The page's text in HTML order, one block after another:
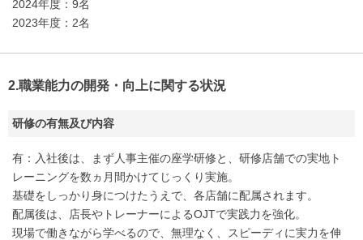
2024年度：9名
2023年度：2名
2.職業能力の開発・向上に関する状況
研修の有無及び内容
有：入社後は、まず人事主催の座学研修と、研修店舗での実地ト
レーニングを数ヵ月間かけてじっくり実施。
基礎をしっかり身につけたうえで、各店舗に配属されます。
配属後は、店長やトレーナーによるOJTで実践力を強化。
現場で働きながら学べるので、無理なく、スピーディに実力を伸